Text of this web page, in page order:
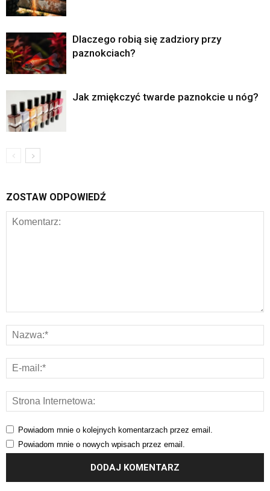
Dlaczego robią się zadziory przy
paznokciach?
Jak zmiękczyć twarde paznokcie u nóg?
ZOSTAW ODPOWIEDŹ
Powiadom mnie o kolejnych komentarzach przez email.
Powiadom mnie o nowych wpisach przez email.